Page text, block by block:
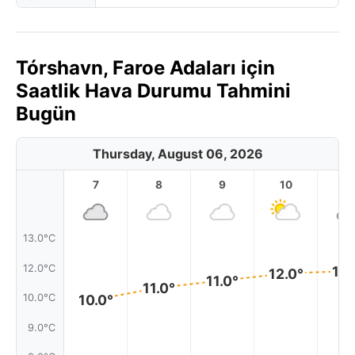
Tórshavn, Faroe Adaları için
Saatlik Hava Durumu Tahmini
Bugün
Thursday, August 06, 2026
13.0°C
12.0°C
10.0°C
9.0°C
7
10.0°
8
11.0°
9
11.0°
10
12.0°